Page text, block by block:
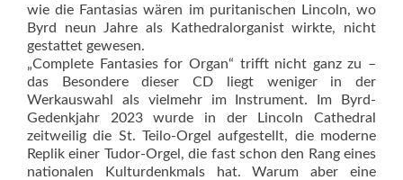
wie die Fantasias wären im puritanischen Lincoln, wo
Byrd neun Jahre als Kathedralorganist wirkte, nicht
gestattet gewesen.
„Complete Fantasies for Organ“ trifft nicht ganz zu –
das Besondere dieser CD liegt weniger in der
Werkauswahl als vielmehr im Instrument. Im Byrd-
Gedenkjahr 2023 wurde in der Lincoln Cathedral
zeitweilig die St. Teilo-Orgel aufgestellt, die moderne
Replik einer Tudor-Orgel, die fast schon den Rang eines
nationalen Kulturdenkmals hat. Warum aber eine